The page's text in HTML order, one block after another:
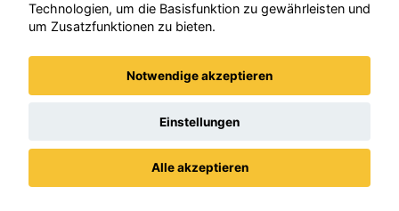
Opel Corsa
Technologien, um die Basisfunktion zu gewährleisten und
um Zusatzfunktionen zu bieten.
Notwendige akzeptieren
Einstellungen
Alle akzeptieren